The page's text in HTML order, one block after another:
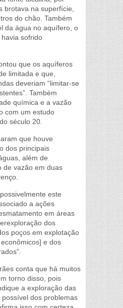
brotava na superfície,
do chão. Também
da água no aquífero, o
sofrido
que os aquíferos
limitada e que,
deveriam “limitar-se
Também
química e a vazão
com um estudo
século 20.
que houve
dos principais
além de
de vazão em duas
este
a ações
em áreas
dos
poços em explotação
e dos
conta que há muitos
torno disso, pois
a exploração das
dos problemas